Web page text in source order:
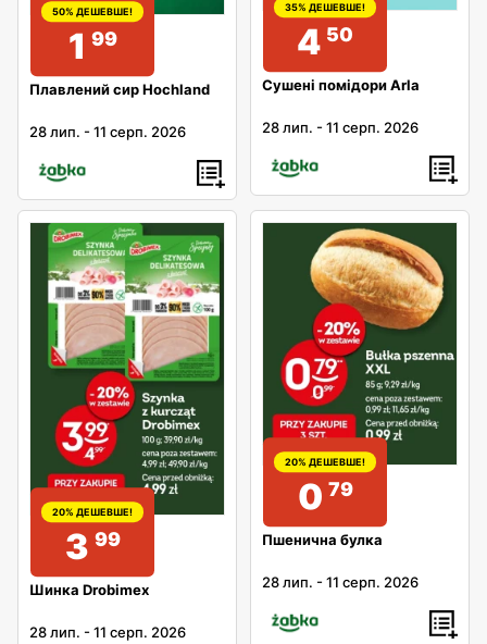
50% ДЕШЕВШЕ!
1 99
Плавлений сир Hochland
28 лип. -11 серп. 2026
35% ДЕШЕВШЕ!
4 50
Сушені помідори Arla
28 лип. -11 серп. 2026
20% ДЕШЕВШЕ!
3 99
Шинка Drobimex
28 лип. -11 серп. 2026
20% ДЕШЕВШЕ!
0 79
Пшенична булка
28 лип. -11 серп. 2026